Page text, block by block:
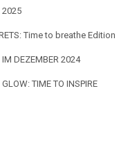
2025
Time to breathe Edition
IM DEZEMBER 2024
TIME TO INSPIRE